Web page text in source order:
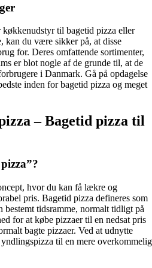
til bagetid pizza eller
kan du være sikker på, at disse
for. Deres omfattende sortimenter,
er blot nogle af de grunde til, at de
i Danmark. Gå på opdagelse
inden for bagetid pizza og meget
– Bagetid pizza til
hvor du kan få lækre og
pris. Bagetid pizza defineres som
bestemt tidsramme, normalt tidligt på
for at købe pizzaer til en nedsat pris
bagte pizzaer. Ved at udnytte
til en mere overkommelig